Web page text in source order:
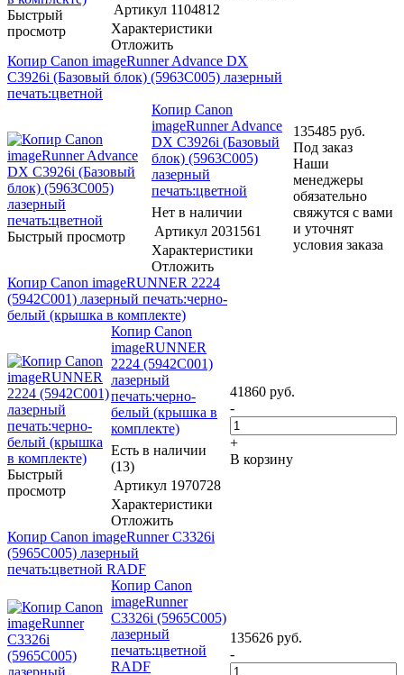
Быстрый
просмотр
Артикул 1104812
Характеристики
Отложить
Копир Canon imageRunner Advance DX
C3926i (Базовый блок) (5963C005) лазерный
печать:цветной
Быстрый просмотр
Копир Canon
imageRunner Advance
DX C3926i (Базовый
блок) (5963C005)
лазерный
печать:цветной
Нет в наличии
Артикул 2031561
Характеристики
Отложить
135485 руб.
Под заказ
Наши
менеджеры
обязательно
свяжутся с вами
и уточнят
условия заказа
Копир Canon imageRUNNER 2224
(5942C001) лазерный печать:черно-
белый (крышка в комплекте)
Быстрый
просмотр
Копир Canon
imageRUNNER
2224 (5942C001)
лазерный
печать:черно-
белый (крышка в
комплекте)
Есть в наличии
(13)
Артикул 1970728
Характеристики
Отложить
41860 руб.
-
+
В корзину
Копир Canon imageRunner C3326i
(5965C005) лазерный
печать:цветной RADF
Копир Canon
imageRunner
C3326i (5965C005)
лазерный
печать:цветной
RADF
135626 руб.
-